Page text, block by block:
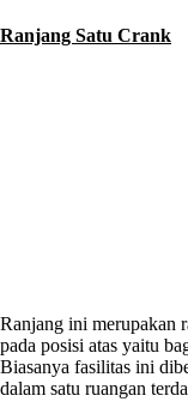
Ranjang Satu Crank
Ranjang ini merupakan
pada posisi atas yaitu
Biasanya fasilitas ini
dalam satu ruangan